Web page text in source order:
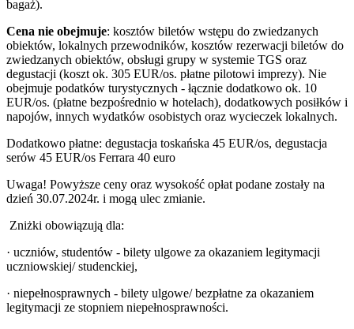
bagaż).
Cena nie obejmuje: kosztów biletów wstępu do zwiedzanych
obiektów, lokalnych przewodników, kosztów rezerwacji biletów do
zwiedzanych obiektów, obsługi grupy w systemie TGS oraz
degustacji (koszt ok. 305 EUR/os. płatne pilotowi imprezy). Nie
obejmuje podatków turystycznych - łącznie dodatkowo ok. 10
EUR/os. (płatne bezpośrednio w hotelach), dodatkowych posiłków i
napojów, innych wydatków osobistych oraz wycieczek lokalnych.
Dodatkowo płatne: degustacja toskańska 45 EUR/os, degustacja
serów 45 EUR/os Ferrara 40 euro
Uwaga! Powyższe ceny oraz wysokość opłat podane zostały na
dzień 30.07.2024r. i mogą ulec zmianie.
Zniżki obowiązują dla:
· uczniów, studentów - bilety ulgowe za okazaniem legitymacji
uczniowskiej/ studenckiej,
· niepełnosprawnych - bilety ulgowe/ bezpłatne za okazaniem
legitymacji ze stopniem niepełnosprawności.